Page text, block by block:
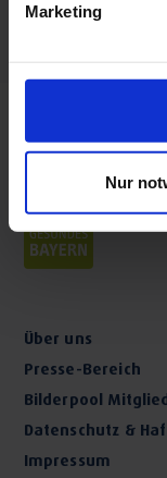
Marketing
Nur
Über uns
Presse-Bereich
Bilderpool
Datenschutz &
Impressum